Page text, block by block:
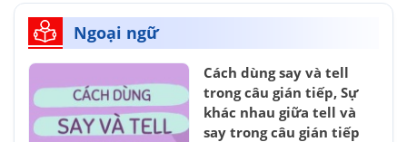
Ngoại ngữ
Cách dùng say và tell
trong câu gián tiếp, Sự
khác nhau giữa tell và
say trong câu gián tiếp